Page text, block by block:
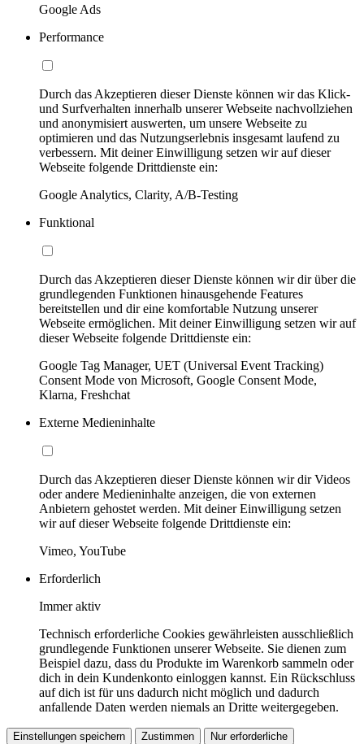
Google Ads
Performance
Durch das Akzeptieren dieser Dienste können wir das Klick-
und Surfverhalten innerhalb unserer Webseite nachvollziehen
und anonymisiert auswerten, um unsere Webseite zu
optimieren und das Nutzungserlebnis insgesamt laufend zu
verbessern. Mit deiner Einwilligung setzen wir auf dieser
Webseite folgende Drittdienste ein:
Google Analytics, Clarity, A/B-Testing
Funktional
Durch das Akzeptieren dieser Dienste können wir dir über die
grundlegenden Funktionen hinausgehende Features
bereitstellen und dir eine komfortable Nutzung unserer
Webseite ermöglichen. Mit deiner Einwilligung setzen wir auf
dieser Webseite folgende Drittdienste ein:
Google Tag Manager, UET (Universal Event Tracking)
Consent Mode von Microsoft, Google Consent Mode,
Klarna, Freshchat
Externe Medieninhalte
Durch das Akzeptieren dieser Dienste können wir dir Videos
oder andere Medieninhalte anzeigen, die von externen
Anbietern gehostet werden. Mit deiner Einwilligung setzen
wir auf dieser Webseite folgende Drittdienste ein:
Vimeo, YouTube
Erforderlich
Immer aktiv
Technisch erforderliche Cookies gewährleisten ausschließlich
grundlegende Funktionen unserer Webseite. Sie dienen zum
Beispiel dazu, dass du Produkte im Warenkorb sammeln oder
dich in dein Kundenkonto einloggen kannst. Ein Rückschluss
auf dich ist für uns dadurch nicht möglich und dadurch
anfallende Daten werden niemals an Dritte weitergegeben.
Einstellungen speichern Zustimmen Nur erforderliche